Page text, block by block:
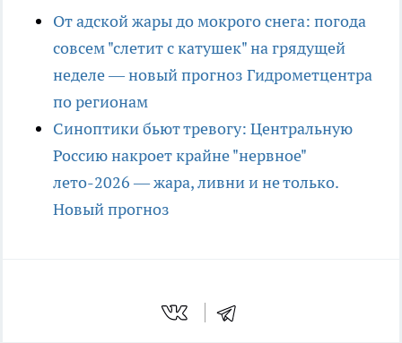
От адской жары до мокрого снега: погода
совсем "слетит с катушек" на грядущей
неделе — новый прогноз Гидрометцентра
по регионам
Синоптики бьют тревогу: Центральную
Россию накроет крайне "нервное"
лето-2026 — жара, ливни и не только.
Новый прогноз